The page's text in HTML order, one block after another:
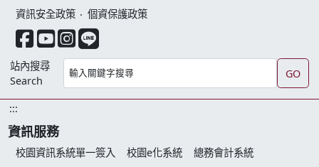
資訊安全政策 ‧ 個資保護政策
facebook 連結
youtube 連結
instagram 連結
line 連結
站內搜尋
Search
GO
:::
資訊服務
校園資訊系統單一簽入 校園e化系統
總務會計系統